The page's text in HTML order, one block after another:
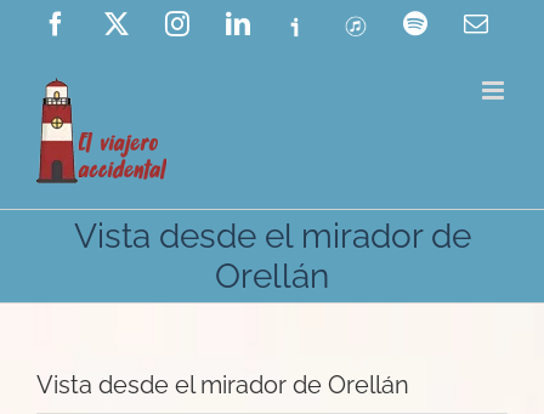
Saltar
contenido
Facebook InstagramLinkedIn
Ivoox ITunes Spotify
Vista desde el mirador de
Orellán
Vista desde el mirador de Orellán